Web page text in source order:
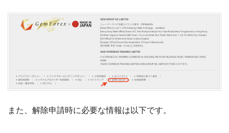
また、解除申請時に必要な情報は以下です。